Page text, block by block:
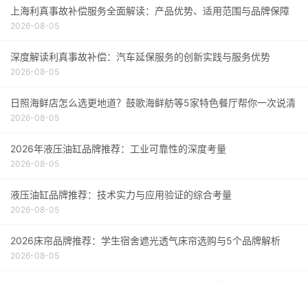
上海利真事故补偿服务全面解读：产品优势、适用范围与品牌保障
2026-08-05
深度解读利真事故补偿：汽车延保服务的创新实践与服务优势
2026-08-05
日照海鲜店怎么选更地道？鼓歌海鲜舫等5家特色餐厅帮你一次说清
2026-08-05
2026年液压油缸品牌推荐：工业可靠性的深度考量
2026-08-05
液压油缸品牌推荐：技术实力与应用验证的综合考量
2026-08-05
2026床帘品牌推荐：学生宿舍遮光透气床帘选购与5个品牌解析
2026-08-05